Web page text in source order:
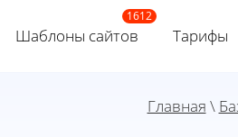
Шаблоны сайтов Тарифы
Главная \